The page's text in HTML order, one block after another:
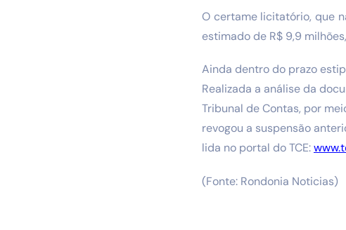
O certame licitatório, que
estimado de R$ 9,9
Ainda dentro do prazo
Realizada a análise da
Tribunal de Contas, por
revogou a suspensão
lida no portal do TCE:
(Fonte: Rondonia Noticias)